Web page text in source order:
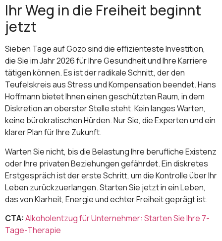
Ihr Weg in die Freiheit beginnt
jetzt
Sieben Tage auf Gozo sind die effizienteste Investition,
die Sie im Jahr 2026 für Ihre Gesundheit und Ihre Karriere
tätigen können. Es ist der radikale Schnitt, der den
Teufelskreis aus Stress und Kompensation beendet. Hans
Hoffmann bietet Ihnen einen geschützten Raum, in dem
Diskretion an oberster Stelle steht. Kein langes Warten,
keine bürokratischen Hürden. Nur Sie, die Experten und ein
klarer Plan für Ihre Zukunft.
Warten Sie nicht, bis die Belastung Ihre berufliche Existenz
oder Ihre privaten Beziehungen gefährdet. Ein diskretes
Erstgespräch ist der erste Schritt, um die Kontrolle über Ihr
Leben zurückzuerlangen. Starten Sie jetzt in ein Leben,
das von Klarheit, Energie und echter Freiheit geprägt ist.
CTA:Alkoholentzug für Unternehmer: Starten Sie Ihre 7-
Tage-Therapie